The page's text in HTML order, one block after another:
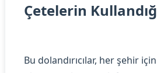
Çetelerin
Bu dolandırıcılar, her şehir